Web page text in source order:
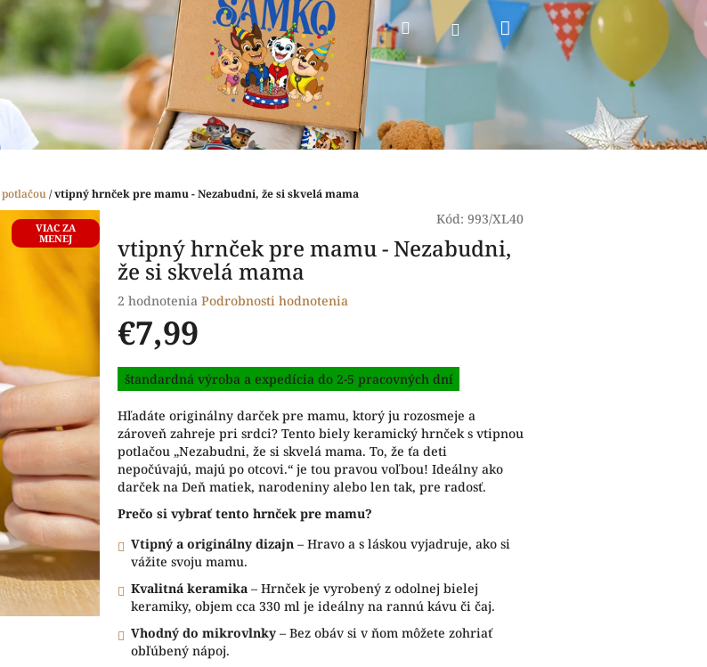
HľadaťPrihlásenieNákupný
/vtipný hrnček pre mamu - Nezabudni, že si skvelá mama
VIAC ZA
MENEJ
Kód: 993/XL40
vtipný hrnček pre mamu - Nezabudni,
že si skvelá mama
Priemerné
hodnotenie
produktu
5,0
z
hviezdičiek.
2 hodnotenia Podrobnosti hodnotenia
€7,99
Jednotková
cena:
štandardná výroba a expedícia do 2-5 pracovných dní
Hľadáte originálny darček pre mamu, ktorý ju rozosmeje a
zároveň zahreje pri srdci? Tento biely keramický hrnček s vtipnou
potlačou „Nezabudni, že si skvelá mama. To, že ťa deti
nepočúvajú, majú po otcovi.“ je tou pravou voľbou! Ideálny ako
darček na Deň matiek, narodeniny alebo len tak, pre radosť.
Prečo si vybrať tento hrnček pre mamu?
Vtipný a originálny dizajn – Hravo a s láskou vyjadruje, ako si
vážite svoju mamu.
Kvalitná keramika – Hrnček je vyrobený z odolnej bielej
keramiky, objem cca 330 ml je ideálny na rannú kávu či čaj.
Vhodný do mikrovlnky – Bez obáv si v ňom môžete zohriať
obľúbený nápoj.